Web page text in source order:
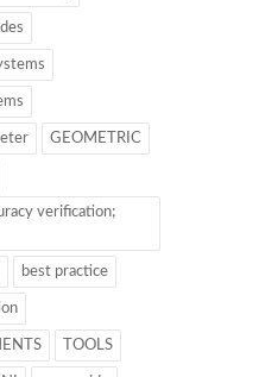
GEOMETRIC
verification;
best practice
TOOLS